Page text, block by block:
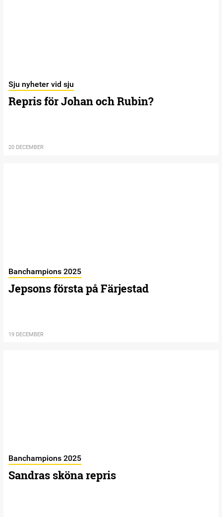
Sju nyheter vid sju
Repris för Johan och Rubin?
20 DECEMBER
Banchampions 2025
Jepsons första på Färjestad
19 DECEMBER
Banchampions 2025
Sandras sköna repris